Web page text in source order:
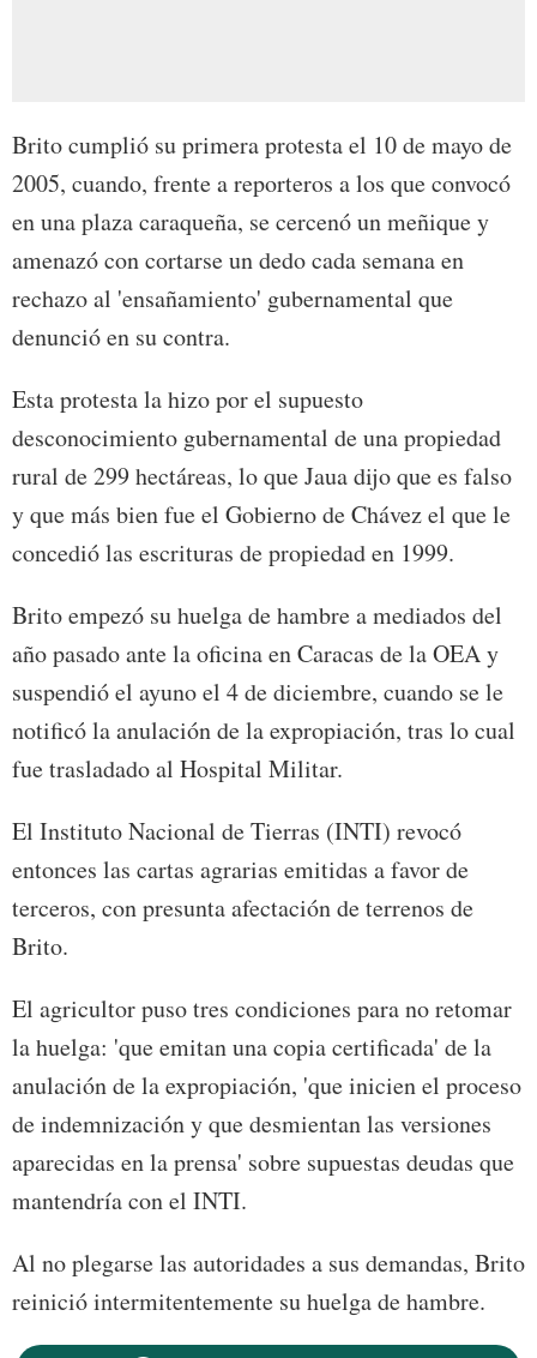
Brito cumplió su primera protesta el 10 de mayo de
2005, cuando, frente a reporteros a los que convocó
en una plaza caraqueña, se cercenó un meñique y
amenazó con cortarse un dedo cada semana en
rechazo al 'ensañamiento' gubernamental que
denunció en su contra.
Esta protesta la hizo por el supuesto
desconocimiento gubernamental de una propiedad
rural de 299 hectáreas, lo que Jaua dijo que es falso
y que más bien fue el Gobierno de Chávez el que le
concedió las escrituras de propiedad en 1999.
Brito empezó su huelga de hambre a mediados del
año pasado ante la oficina en Caracas de la OEA y
suspendió el ayuno el 4 de diciembre, cuando se le
notificó la anulación de la expropiación, tras lo cual
fue trasladado al Hospital Militar.
El Instituto Nacional de Tierras (INTI) revocó
entonces las cartas agrarias emitidas a favor de
terceros, con presunta afectación de terrenos de
Brito.
El agricultor puso tres condiciones para no retomar
la huelga: 'que emitan una copia certificada' de la
anulación de la expropiación, 'que inicien el proceso
de indemnización y que desmientan las versiones
aparecidas en la prensa' sobre supuestas deudas que
mantendría con el INTI.
Al no plegarse las autoridades a sus demandas, Brito
reinició intermitentemente su huelga de hambre.